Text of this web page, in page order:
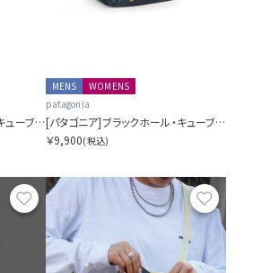
[パタゴニア]ブラックホール・キューブ 3L
MENS
WOMENS
patagonia
[パタゴニア]ブラックホール・キューブ 14L
￥9,900(税込)
お気に入り